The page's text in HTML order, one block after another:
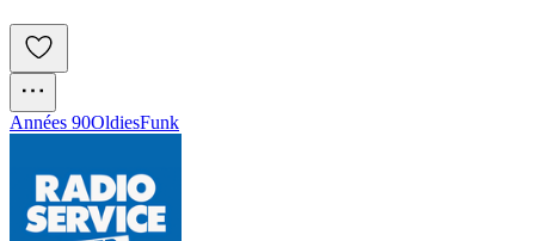
Années 90OldiesFunk